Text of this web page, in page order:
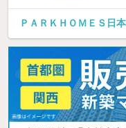
ＰＡＲＫＨＯＭＥＳ日